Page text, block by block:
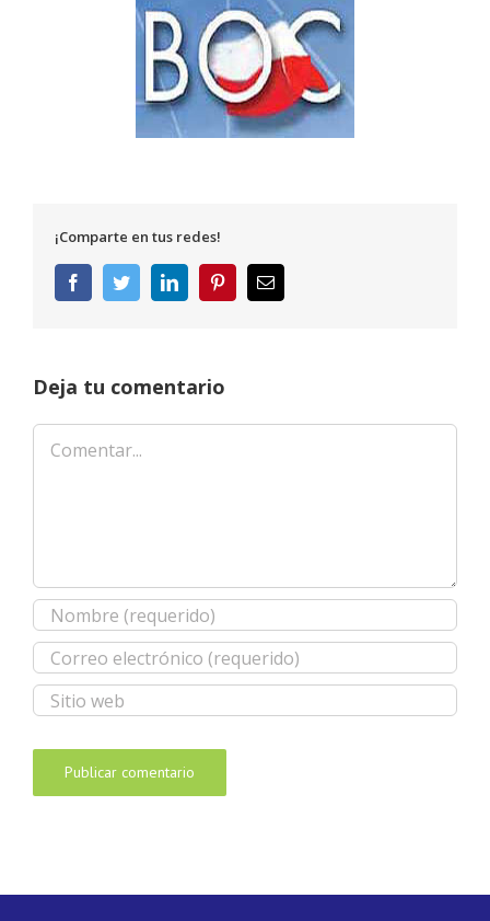
¡Comparte en tus redes!
FacebookTwitterLinkedInPinterestCorreo
electrónico
Deja tu comentario
Comentar